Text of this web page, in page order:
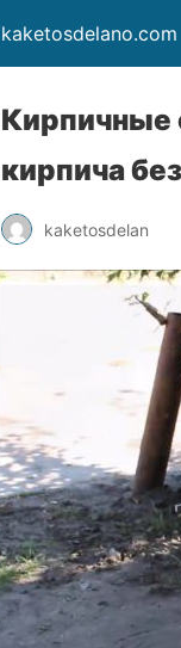
kaketosdelano.com
Кирпичные
кирпича
kaketosdelan